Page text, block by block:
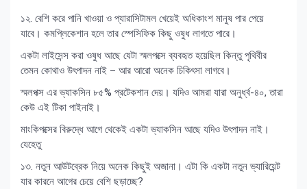
১২. বেশি করে পানি খাওয়া ও প্যারাসিটামল খেয়েই অধিকাংশ মানুষ পার পেয়ে
যাবে। কমপ্লিকেশান হলে তার স্পেসিফিক কিছু ওষুধ লাগতে পারে।
একটা লাইসেন্স করা ওষুধ আছে যেটা স্মলপক্সে ব্যবহৃত হয়েছিল কিন্তু পৃথিবীর
তেমন কোথাও উৎপাদন নাই – আর আরো অনেক চিকিৎসা লাগবে।
স্মলপক্স এর ভ্যাকসিন ৮৫% প্রটেকশান দেয়। যদিও আমরা যারা অনুর্ধ্ব-৪০, তারা
কেউ এই টিকা পাইনাই।
মাংকিপক্সের বিরুদ্ধে আগে থেকেই একটা ভ্যাকসিন আছে যদিও উৎপাদন নাই।
যেহেতু
১৩. নতুন আউটব্রেক নিয়ে অনেক কিছুই অজানা। এটা কি একটা নতুন ভ্যারিয়েন্ট
যার কারনে আগের চেয়ে বেশি ছড়াচ্ছে?